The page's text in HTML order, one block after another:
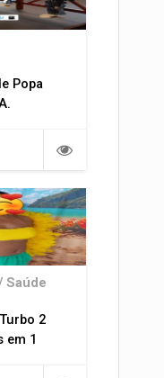
Popa
Saúde
2
em 1